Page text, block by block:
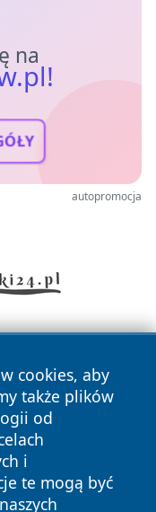
na
autopromocja
cookies, aby
także plików
od
i
te mogą być
prawa